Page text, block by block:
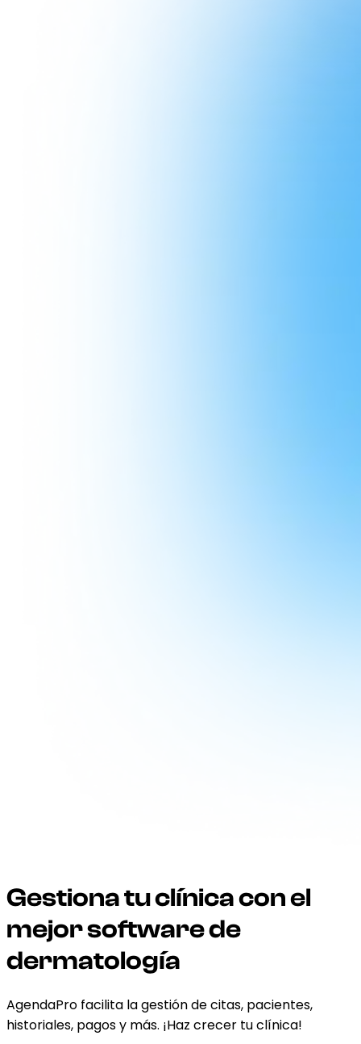
Gestiona tu clínica con el
mejor software de
dermatología
AgendaPro facilita la gestión de citas, pacientes,
historiales, pagos y más. ¡Haz crecer tu clínica!